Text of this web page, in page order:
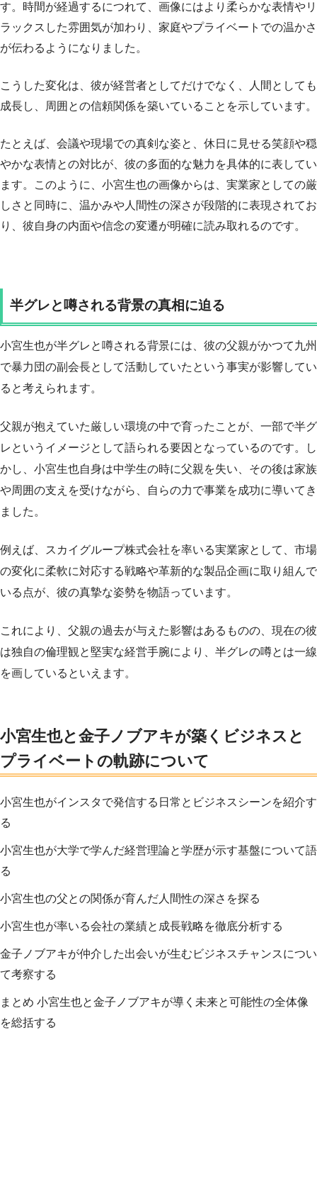
す。時間が経過するにつれて、画像にはより柔らかな表情やリ
ラックスした雰囲気が加わり、家庭やプライベートでの温かさ
が伝わるようになりました。
こうした変化は、彼が経営者としてだけでなく、人間としても
成長し、周囲との信頼関係を築いていることを示しています。
たとえば、会議や現場での真剣な姿と、休日に見せる笑顔や穏
やかな表情との対比が、彼の多面的な魅力を具体的に表してい
ます。このように、小宮生也の画像からは、実業家としての厳
しさと同時に、温かみや人間性の深さが段階的に表現されてお
り、彼自身の内面や信念の変遷が明確に読み取れるのです。
半グレと噂される背景の真相に迫る
小宮生也が半グレと噂される背景には、彼の父親がかつて九州
で暴力団の副会長として活動していたという事実が影響してい
ると考えられます。
父親が抱えていた厳しい環境の中で育ったことが、一部で半グ
レというイメージとして語られる要因となっているのです。し
かし、小宮生也自身は中学生の時に父親を失い、その後は家族
や周囲の支えを受けながら、自らの力で事業を成功に導いてき
ました。
例えば、スカイグループ株式会社を率いる実業家として、市場
の変化に柔軟に対応する戦略や革新的な製品企画に取り組んで
いる点が、彼の真摯な姿勢を物語っています。
これにより、父親の過去が与えた影響はあるものの、現在の彼
は独自の倫理観と堅実な経営手腕により、半グレの噂とは一線
を画しているといえます。
小宮生也と金子ノブアキが築くビジネスと
プライベートの軌跡について
小宮生也がインスタで発信する日常とビジネスシーンを紹介す
る
小宮生也が大学で学んだ経営理論と学歴が示す基盤について語
る
小宮生也の父との関係が育んだ人間性の深さを探る
小宮生也が率いる会社の業績と成長戦略を徹底分析する
金子ノブアキが仲介した出会いが生むビジネスチャンスについ
て考察する
まとめ 小宮生也と金子ノブアキが導く未来と可能性の全体像
を総括する